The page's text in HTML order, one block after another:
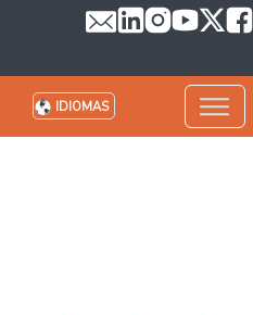
IDIOMAS